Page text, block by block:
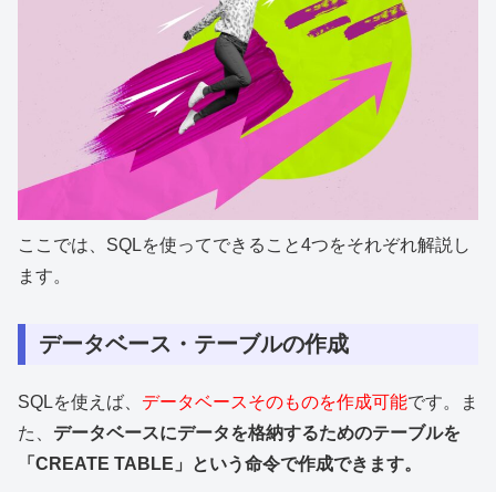
ここでは、SQLを使ってできること4つをそれぞれ解説し
ます。
データベース・テーブルの作成
SQLを使えば、 データベースそのものを作成可能です。ま
た、 データベースにデータを格納するためのテーブルを
「CREATE TABLE」という命令で作成できます。